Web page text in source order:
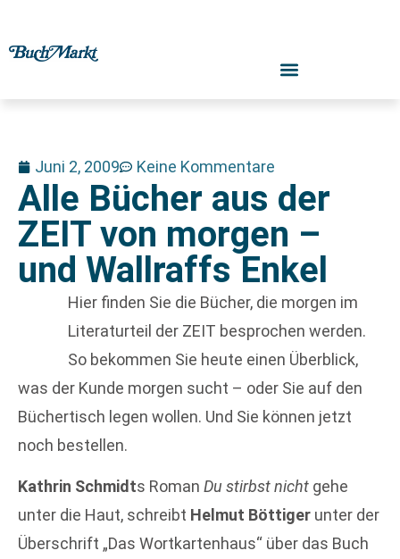
Juni 2, 2009 Keine Kommentare
Alle Bücher aus der
ZEIT von morgen –
und Wallraffs Enkel
Hier finden Sie die Bücher, die morgen im
Literaturteil der ZEIT besprochen werden.
So bekommen Sie heute einen Überblick,
was der Kunde morgen sucht – oder Sie auf den
Büchertisch legen wollen. Und Sie können jetzt
noch bestellen.
Kathrin Schmidts Roman Du stirbst nicht gehe
unter die Haut, schreibt Helmut Böttiger unter der
Überschrift „Das Wortkartenhaus“ über das Buch